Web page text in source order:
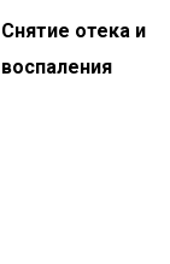
Снятие отека и
воспаления